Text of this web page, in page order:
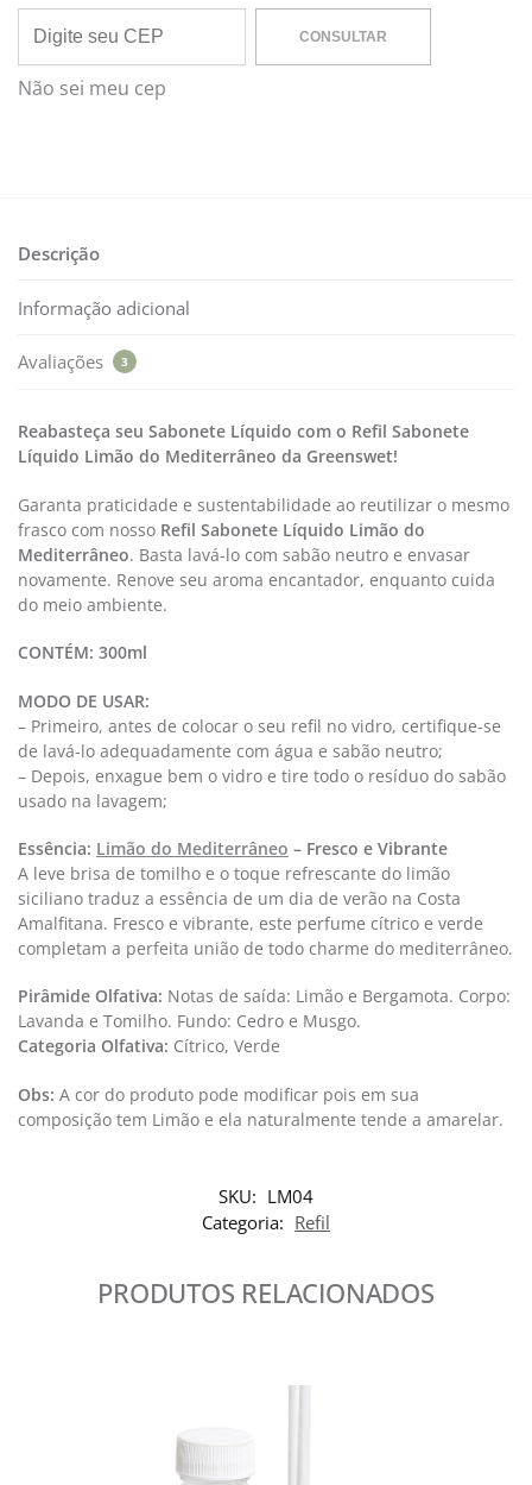
CONSULTAR
Não sei meu cep
Descrição
Informação adicional
Avaliações 3
Reabasteça seu Sabonete Líquido com o Refil Sabonete
Líquido Limão do Mediterrâneo da Greenswet!
Garanta praticidade e sustentabilidade ao reutilizar o mesmo
frasco com nosso Refil Sabonete Líquido Limão do
Mediterrâneo. Basta lavá-lo com sabão neutro e envasar
novamente. Renove seu aroma encantador, enquanto cuida
do meio ambiente.
CONTÉM: 300ml
MODO DE USAR:
– Primeiro, antes de colocar o seu refil no vidro, certifique-se
de lavá-lo adequadamente com água e sabão neutro;
– Depois, enxague bem o vidro e tire todo o resíduo do sabão
usado na lavagem;
Essência: Limão do Mediterrâneo – Fresco e Vibrante
A leve brisa de tomilho e o toque refrescante do limão
siciliano traduz a essência de um dia de verão na Costa
Amalfitana. Fresco e vibrante, este perfume cítrico e verde
completam a perfeita união de todo charme do mediterrâneo.
Pirâmide Olfativa: Notas de saída: Limão e Bergamota. Corpo:
Lavanda e Tomilho. Fundo: Cedro e Musgo.
Categoria Olfativa: ​ Cítrico, Verde
Obs: A cor do produto pode modificar pois em sua
composição tem Limão e ela naturalmente tende a amarelar.​
SKU: LM04
Categoria: Refil
PRODUTOS RELACIONADOS